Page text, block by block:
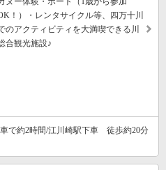
！）・レンタサイクル等、四万十川
のアクティビティを大満喫できる川
合観光施設♪
で約2時間/江川崎駅下車 徒歩約20分